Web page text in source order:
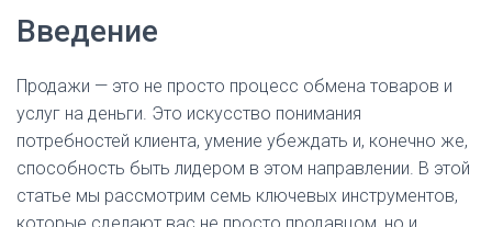
Введение
Продажи — это не просто процесс обмена товаров и
услуг на деньги. Это искусство понимания
потребностей клиента, умение убеждать и, конечно же,
способность быть лидером в этом направлении. В этой
статье мы рассмотрим семь ключевых инструментов,